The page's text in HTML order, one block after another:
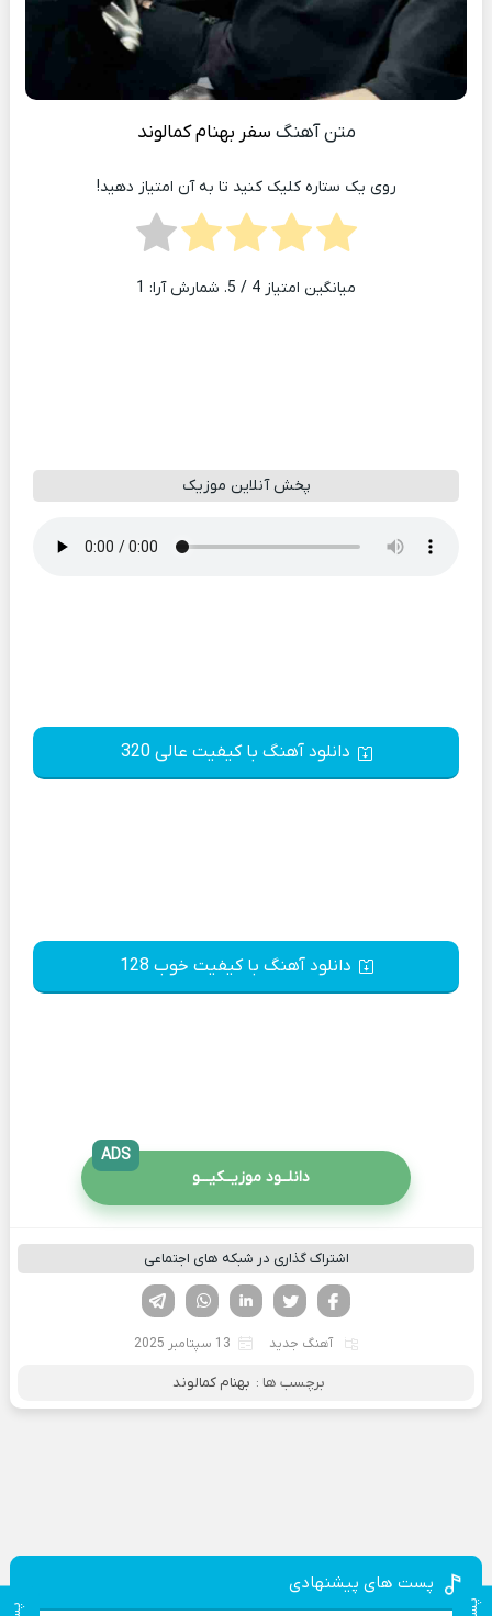
متن آهنگ سفر بهنام کمالوند
روی یک ستاره کلیک کنید تا به آن امتیاز دهید!
میانگین امتیاز 4 / 5. شمارش آرا: 1
پخش آنلاین موزیک
دانلود آهنگ با کیفیت عالی 320
دانلود آهنگ با کیفیت خوب 128
دانلــود موزیــکیـــو
ADS
اشتراک گذاری در شبکه های اجتماعی
لینکدین تویتر
فیسوک
آهنگ جدید 13 سپتامبر 2025
برچسب ها : بهنام کمالوند
پست های پیشنهادی